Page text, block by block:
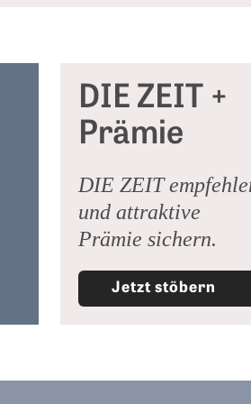
DIE ZEIT +
Prämie
DIE ZEIT
und attraktive
Prämie sichern.
Jetzt stöbern